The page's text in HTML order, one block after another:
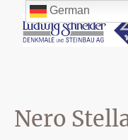
Nero
German